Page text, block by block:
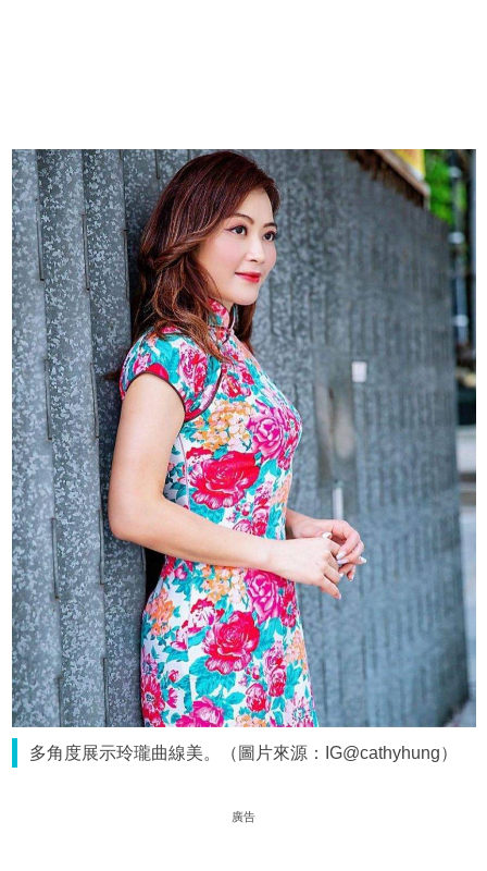
多角度展示玲瓏曲線美。（圖片來源：IG@cathyhung）
廣告